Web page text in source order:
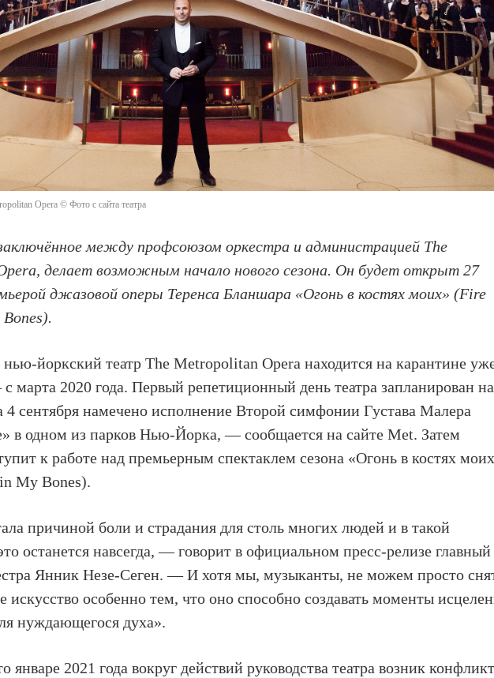
Opera © Фото с сайта театра
между профсоюзом оркестра и администрацией The
делает возможным начало нового сезона. Он будет открыт 27
джазовой оперы Теренса Бланшара «Огонь в костях моих» (Fire
йоркский театр The Metropolitan Opera находится на карантине
марта 2020 года. Первый репетиционный день театра запланирован на
4 сентября намечено исполнение Второй симфонии Густава Малера
в одном из парков Нью-Йорка, — сообщается на сайте Met. Затем
к работе над премьерным спектаклем сезона «Огонь в костях
My Bones).
причиной боли и страдания для столь многих людей и в такой
останется навсегда, — говорит в официальном пресс-релизе главный
Янник Незе-Сеген. — И хотя мы, музыканты, не можем просто
искусство особенно тем, что оно способно создавать моменты
нуждающегося духа».
январе 2021 года вокруг действий руководства театра возник